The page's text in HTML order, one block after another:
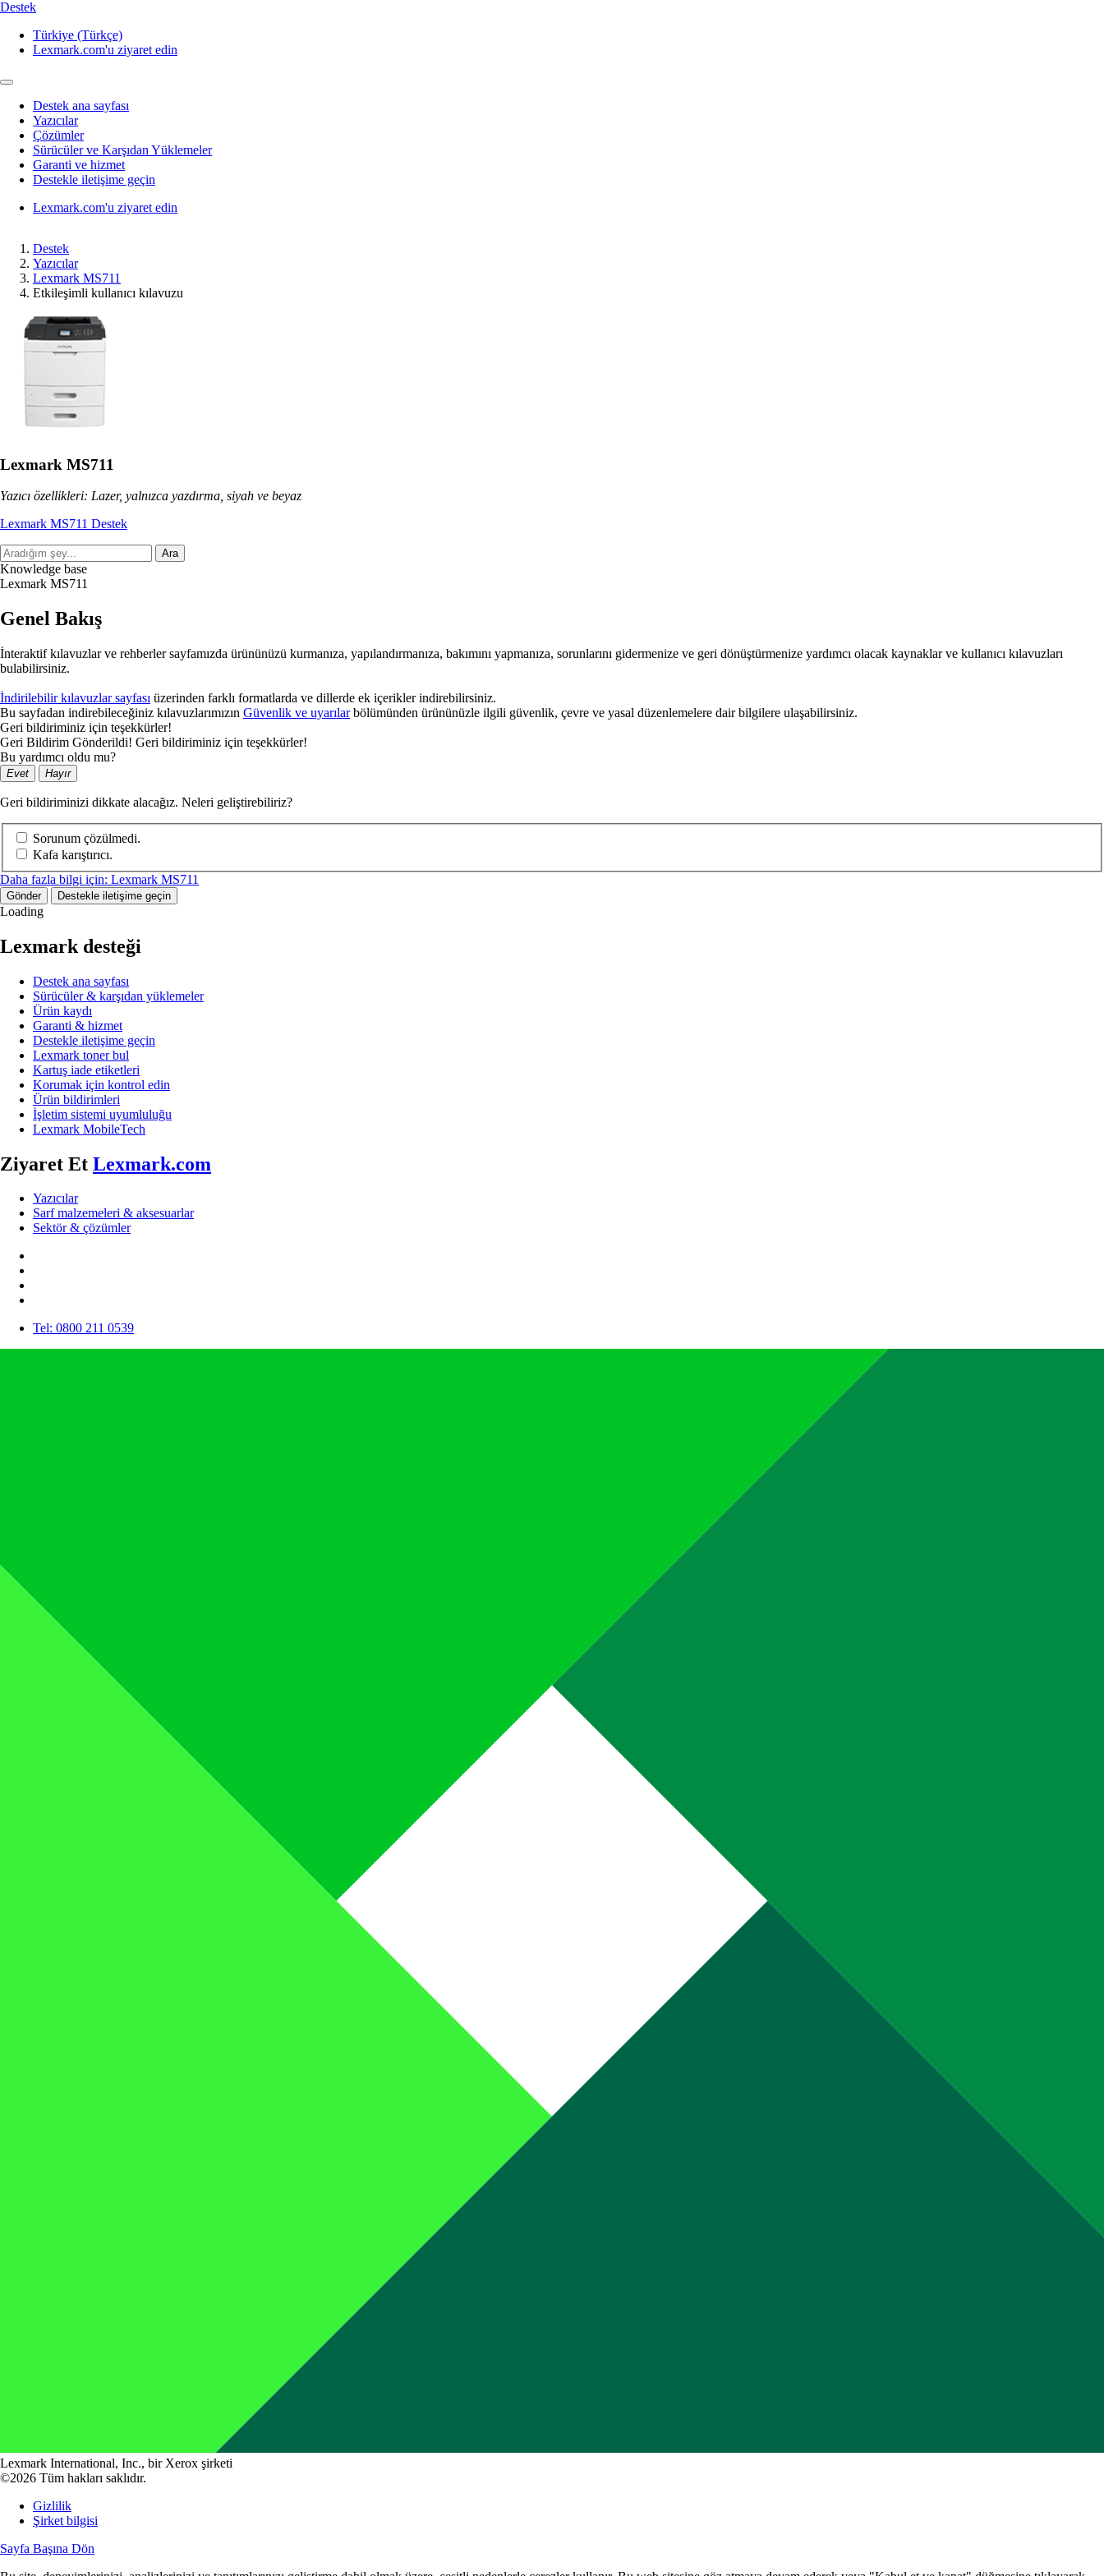
Destek
Türkiye (Türkçe)
Lexmark.com'u ziyaret edin
Destek ana sayfası
Yazıcılar
Çözümler
Sürücüler ve Karşıdan Yüklemeler
Garanti ve hizmet
Destekle iletişime geçin
Lexmark.com'u ziyaret edin
Destek
Yazıcılar
Lexmark MS711
Etkileşimli kullanıcı kılavuzu
Lexmark MS711
Yazıcı özellikleri: Lazer, yalnızca yazdırma, siyah ve beyaz
Lexmark MS711 Destek
Ara
Knowledge base
Lexmark MS711
Genel Bakış
İnteraktif kılavuzlar ve rehberler sayfamızda ürününüzü kurmanıza, yapılandırmanıza, bakımını yapmanıza, sorunlarını gidermenize ve geri dönüştürmenize yardımcı olacak kaynaklar ve kullanıcı kılavuzları
bulabilirsiniz.
İndirilebilir kılavuzlar sayfası üzerinden farklı formatlarda ve dillerde ek içerikler indirebilirsiniz.
Bu sayfadan indirebileceğiniz kılavuzlarımızın Güvenlik ve uyarılarbölümünden ürününüzle ilgili güvenlik, çevre ve yasal düzenlemelere dair bilgilere ulaşabilirsiniz.
Geri bildiriminiz için teşekkürler!
Geri Bildirim Gönderildi! Geri bildiriminiz için teşekkürler!
Bu yardımcı oldu mu?
Evet Hayır
Geri bildiriminizi dikkate alacağız. Neleri geliştirebiliriz?
Sorunum çözülmedi.
Kafa karıştırıcı.
Daha fazla bilgi için: Lexmark MS711
Gönder Destekle iletişime geçin
Loading
Lexmark desteği
Destek ana sayfası
Sürücüler & karşıdan yüklemeler
Ürün kaydı
Garanti & hizmet
Destekle iletişime geçin
Lexmark toner bul
Kartuş iade etiketleri
Korumak için kontrol edin
Ürün bildirimleri
İşletim sistemi uyumluluğu
Lexmark MobileTech
Ziyaret Et Lexmark.com
Yazıcılar
Sarf malzemeleri & aksesuarlar
Sektör & çözümler
Tel: 0800 211 0539
Lexmark International, Inc., bir Xerox şirketi
©2026 Tüm hakları saklıdır.
Gizlilik
Şirket bilgisi
Sayfa Başına Dön